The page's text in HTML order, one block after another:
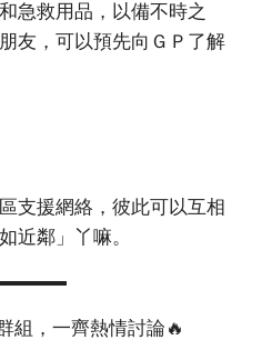
急救用品，以備不時之
友，可以預先向ＧＰ了解
支援網絡，彼此可以互相
近鄰」丫嘛。
組，一齊熱情討論🔥